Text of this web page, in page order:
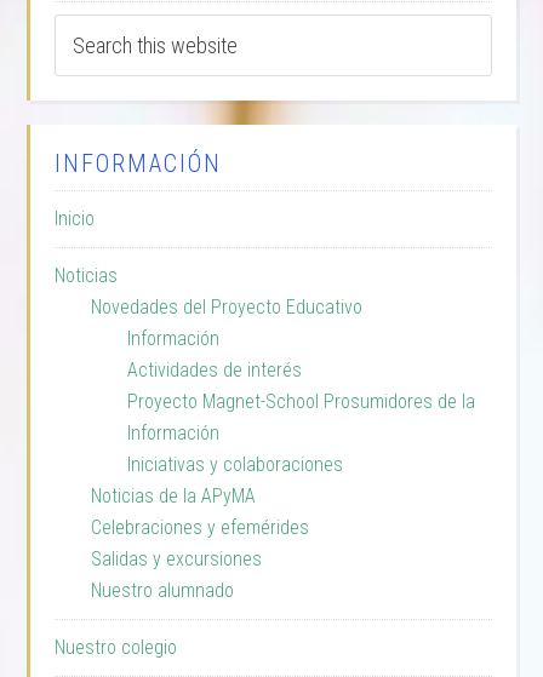
INFORMACIÓN
Inicio
Noticias
Novedades del Proyecto Educativo
Información
Actividades de interés
Proyecto Magnet-School Prosumidores de la
Información
Iniciativas y colaboraciones
Noticias de la APyMA
Celebraciones y efemérides
Salidas y excursiones
Nuestro alumnado
Nuestro colegio